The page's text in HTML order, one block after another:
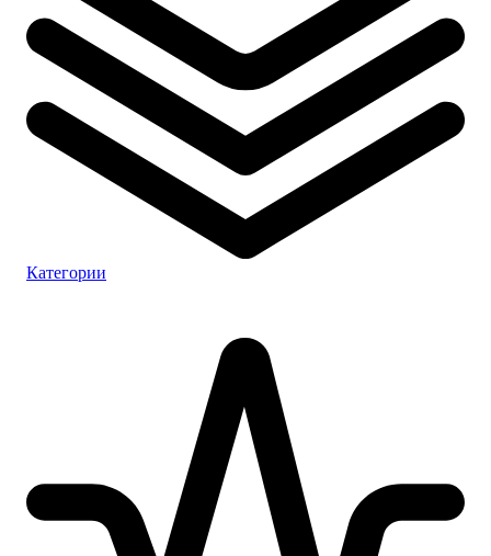
Категории